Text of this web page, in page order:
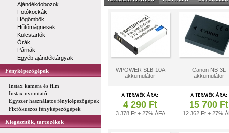
Ajándékdobozok
Fotókockák
Hógömbök
Hűtőmágnesek
Kulcstartók
Órák
Párnák
Egyéb ajándéktárgyak
Fényképezőgépek
Instax kamera és film
Instax nyomtató
Egyszer használatos fényképezőgépek
Fixfókuszos fényképezőgépek
Kiegészítők, tartozékok
WPOWER SLB-10A
akkumulátor
Canon NB-3L
akkumulátor
4 290 Ft
3 378 Ft + 27% ÁFA
15 700 Ft
12 362 Ft + 27%